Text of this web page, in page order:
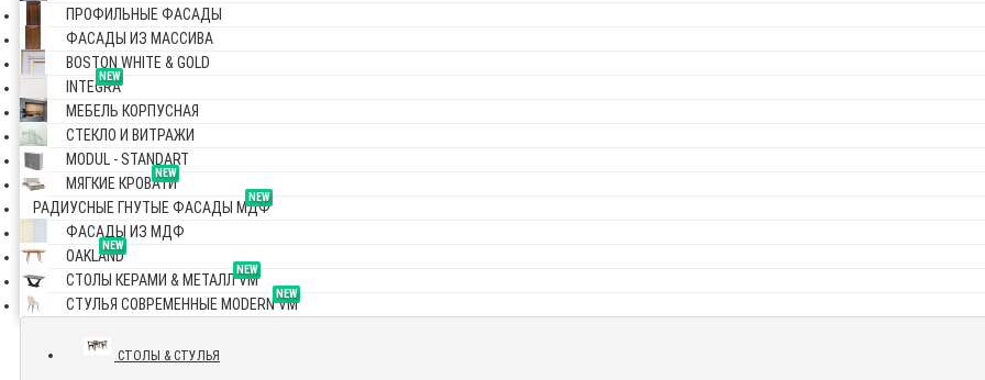
ПРОФИЛЬНЫЕ ФАСАДЫ
ФАСАДЫ ИЗ МАССИВА
BOSTON WHITE & GOLD
NEW
INTEGRA
МЕБЕЛЬ КОРПУСНАЯ
СТЕКЛО И ВИТРАЖИ
MODUL - STANDART
NEW
МЯГКИЕ КРОВАТИ
NEW
РАДИУСНЫЕ ГНУТЫЕ ФАСАДЫ МДФ
ФАСАДЫ ИЗ МДФ
NEW
OAKLAND
NEW
СТОЛЫ КЕРАМИ & МЕТАЛЛ VM
NEW
СТУЛЬЯ СОВРЕМЕННЫЕ MODERN VM
СТОЛЫ & СТУЛЬЯ